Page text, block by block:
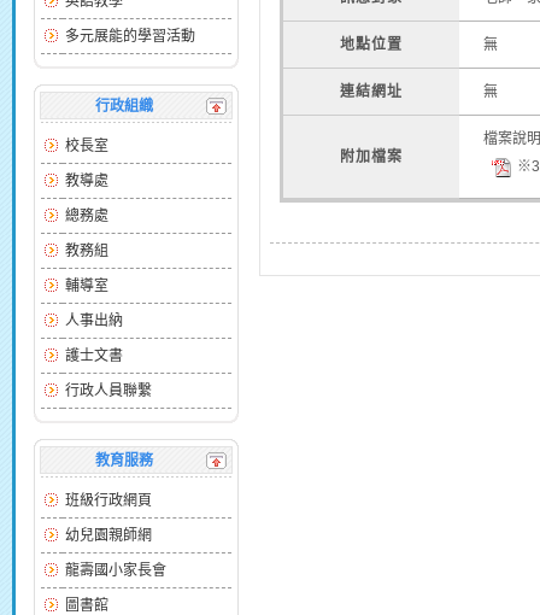
多元展能的學習活動
行政組織
校長室
教導處
總務處
教務組
輔導室
人事出納
護士文書
行政人員聯繫
教育服務
班級行政網頁
幼兒園親師網
龍壽國小家長會
圖書館
地點位置 無
連結網址 無
附加檔案
檔案說